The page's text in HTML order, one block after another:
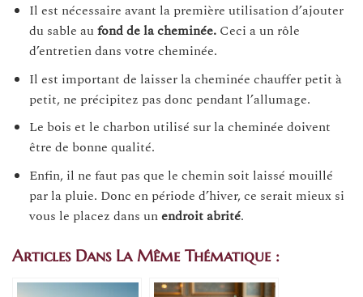
Il est nécessaire avant la première utilisation d’ajouter
du sable aufond de la cheminée.Ceci a un rôle
d’entretien dans votre cheminée.
Il est important de laisser la cheminée chauffer petit à
petit, ne précipitez pas donc pendant l’allumage.
Le bois et le charbon utilisé sur la cheminée doivent
être de bonne qualité.
Enfin, il ne faut pas que le chemin soit laissé mouillé
par la pluie. Donc en période d’hiver, ce serait mieux si
vous le placez dans unendroit abrité.
Articles Dans La Même Thématique :